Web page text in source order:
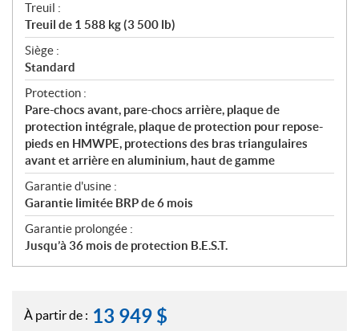
Treuil :
Treuil de 1 588 kg (3 500 lb)
Siège :
Standard
Protection :
Pare-chocs avant, pare-chocs arrière, plaque de
protection intégrale, plaque de protection pour repose-
pieds en HMWPE, protections des bras triangulaires
avant et arrière en aluminium, haut de gamme
Garantie d'usine :
Garantie limitée BRP de 6 mois
Garantie prolongée :
Jusqu’à 36 mois de protection B.E.S.T.
À partir de : 13 949 $